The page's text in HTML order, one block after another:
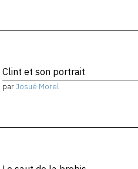
Clint et son portrait
parJosué Morel